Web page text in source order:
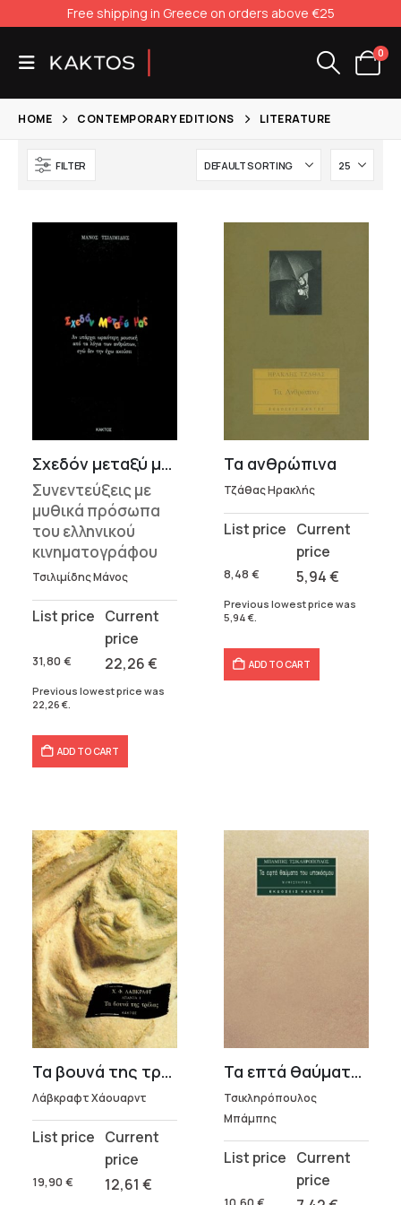
Free shipping in Greece on orders above €25
0
HOME CONTEMPORARY EDITIONS LITERATURE
FILTER
Σχεδόν μεταξύ μας
Συνεντεύξεις με
μυθικά πρόσωπα
του ελληνικού
κινηματογράφου
Τσιλιμίδης Μάνος
31,80 €
Original
was:
22,26€
Current
is:
Previous lowest price was
22,26 €
ADD TO CART
Τα ανθρώπινα
Τζάθας Ηρακλής
8,48 €
Original
was:
5,94€
Current
is:
Previous lowest price was
5,94 €
ADD TO CART
Τα βουνά της τρέλας – Λάβκραφτ Χάουαρντ
Λάβκραφτ Χάουαρντ
19,90 €
Original
was:
12,61 €
Current
is:
Τα επτά θαύματα του υποκόσμου
Τσικληρόπουλος
Μπάμπης
Original
Current